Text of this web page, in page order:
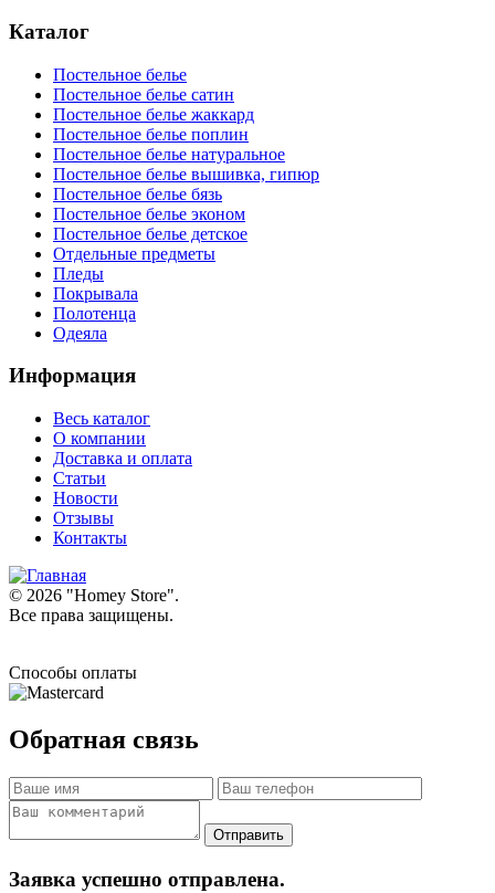
Каталог
Постельное белье
Постельное белье сатин
Постельное белье жаккард
Постельное белье поплин
Постельное белье натуральное
Постельное белье вышивка, гипюр
Постельное белье бязь
Постельное белье эконом
Постельное белье детское
Отдельные предметы
Пледы
Покрывала
Полотенца
Одеяла
Информация
Весь каталог
О компании
Доставка и оплата
Статьи
Новости
Отзывы
Контакты
© 2026 "Homey Store".
Все права защищены.
Способы оплаты
Обратная связь
Заявка успешно отправлена.